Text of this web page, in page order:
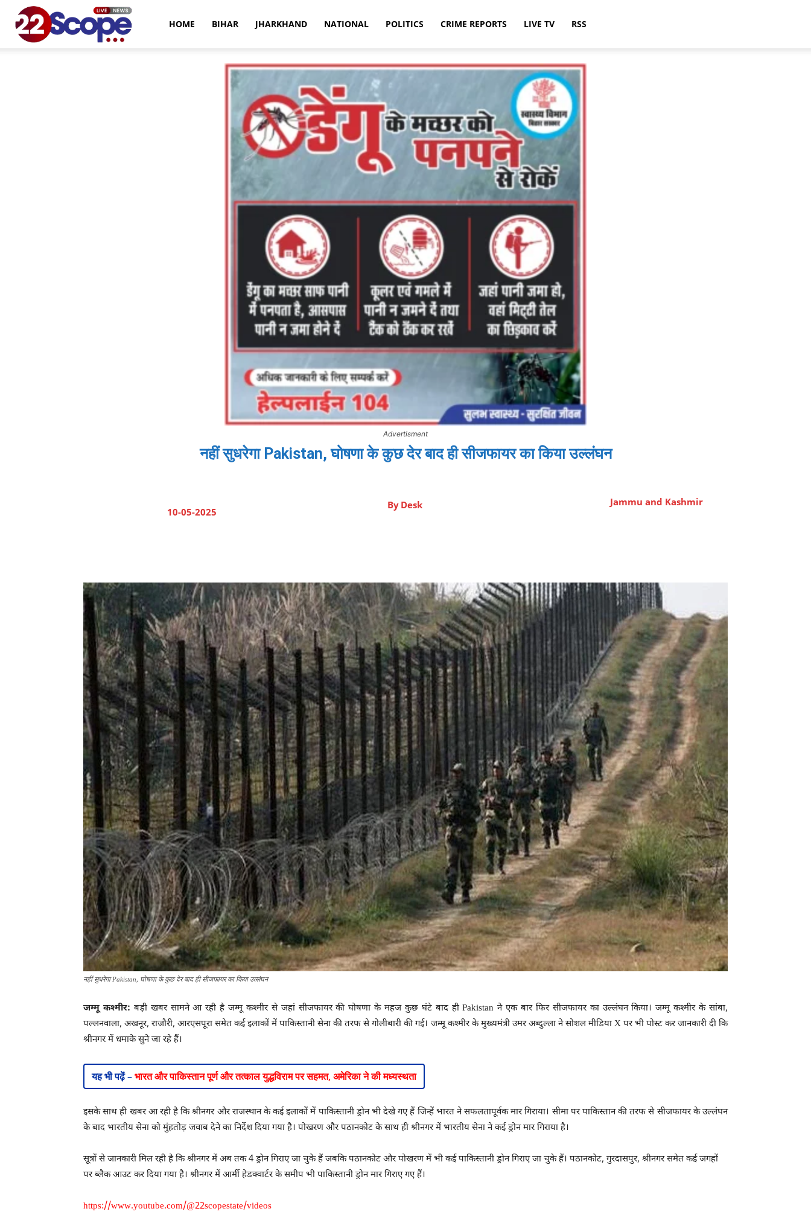
HOME BIHAR JHARKHAND NATIONAL POLITICS CRIME REPORTS LIVE TV RSS
Advertisment
नहीं सुधरेगा Pakistan, घोषणा के कुछ देर बाद ही सीजफायर का किया उल्लंघन
10-05-2025
By Desk Jammu and Kashmir
नहीं सुधरेगा Pakistan, घोषणा के कुछ देर बाद ही सीजफायर का किया उल्लंघन
जम्मू कश्मीर: बड़ी खबर सामने आ रही है जम्मू कश्मीर से जहां सीजफायर की घोषणा के महज कुछ घंटे बाद ही Pakistan ने एक बार फिर सीजफायर का उल्लंघन किया। जम्मू कश्मीर के सांबा,
पल्लनवाला, अखनूर, राजौरी, आरएसपूरा समेत कई इलाकों में पाकिस्तानी सेना की तरफ से गोलीबारी की गई। जम्मू कश्मीर के मुख्यमंत्री उमर अब्दुल्ला ने सोशल मीडिया X पर भी पोस्ट कर जानकारी दी कि
श्रीनगर में धमाके सुने जा रहे हैं।
यह भी पढ़ें –भारत और पाकिस्तान पूर्ण और तत्काल युद्धविराम पर सहमत, अमेरिका ने की मध्यस्थता
इसके साथ ही खबर आ रही है कि श्रीनगर और राजस्थान के कई इलाकों में पाकिस्तानी ड्रोन भी देखे गए हैं जिन्हें भारत ने सफलतापूर्वक मार गिराया। सीमा पर पाकिस्तान की तरफ से सीजफायर के उल्लंघन
के बाद भारतीय सेना को मुंहतोड़ जवाब देने का निर्देश दिया गया है। पोखरण और पठानकोट के साथ ही श्रीनगर में भारतीय सेना ने कई ड्रोन मार गिराया है।
सूत्रों से जानकारी मिल रही है कि श्रीनगर में अब तक 4 ड्रोन गिराए जा चुके हैं जबकि पठानकोट और पोखरण में भी कई पाकिस्तानी ड्रोन गिराए जा चुके हैं। पठानकोट, गुरदासपुर, श्रीनगर समेत कई जगहों
पर ब्लैक आउट कर दिया गया है। श्रीनगर में आर्मी हेडक्वार्टर के समीप भी पाकिस्तानी ड्रोन मार गिराए गए हैं।
https://www.youtube.com/@22scopestate/videos